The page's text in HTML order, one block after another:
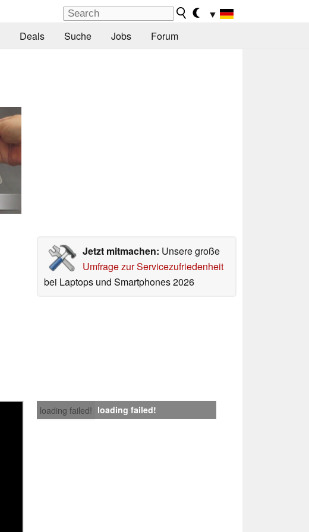
▼
Deals Suche Jobs Forum
Jetzt mitmachen: Unsere große
Umfrage zur Servicezufriedenheit
bei Laptops und Smartphones 2026
loading failed! loading failed!